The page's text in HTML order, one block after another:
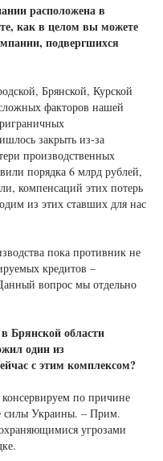
расположена в
как в целом вы можете
подвергшихся
Брянской, Курской
факторов нашей
закрыть из-за
производственных
порядка 6 млрд рублей,
компенсаций этих потерь
из этих ставших для нас
пока противник не
кредитов –
вопрос мы отдельно
Брянской области
один из
с этим комплексом?
по причине
силы Украины. – Прим.
угрозами